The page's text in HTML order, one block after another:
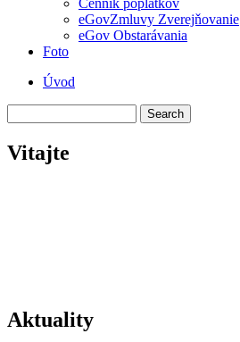
Cenník poplatkov
eGovZmluvy Zverejňovanie
eGov Obstarávania
Foto
Menu
second
Úvod
Vitajte
Aktuality